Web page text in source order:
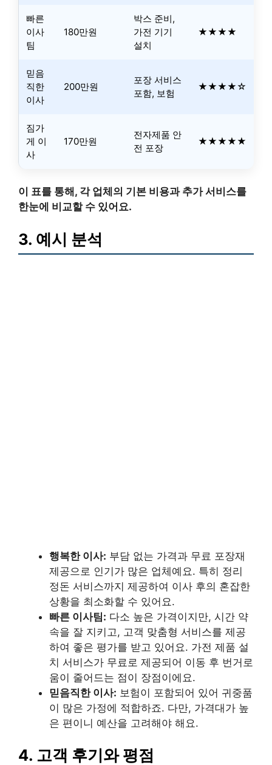
빠른
이사
팀
180만원
박스 준비,
가전 기기
설치
★★★★
믿음
직한
이사
200만원
포장 서비스
포함, 보험
★★★★☆
짐가
게 이
사
170만원
전자제품 안
전 포장
★★★★★
이 표를 통해, 각 업체의 기본 비용과 추가 서비스를
한눈에 비교할 수 있어요.
3. 예시 분석
행복한 이사: 부담 없는 가격과 무료 포장재
제공으로 인기가 많은 업체예요. 특히 정리
정돈 서비스까지 제공하여 이사 후의 혼잡한
상황을 최소화할 수 있어요.
빠른 이사팀: 다소 높은 가격이지만, 시간 약
속을 잘 지키고, 고객 맞춤형 서비스를 제공
하여 좋은 평가를 받고 있어요. 가전 제품 설
치 서비스가 무료로 제공되어 이동 후 번거로
움이 줄어드는 점이 장점이에요.
믿음직한 이사: 보험이 포함되어 있어 귀중품
이 많은 가정에 적합하죠. 다만, 가격대가 높
은 편이니 예산을 고려해야 해요.
4. 고객 후기와 평점